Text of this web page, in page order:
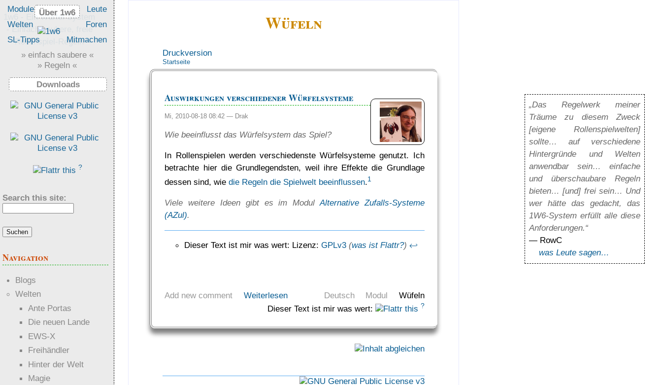
1w6 - Ein Würfel System
- Einfach saubere, freie
Rollenspiel-Regeln
Wüfeln
Druckversion
Startseite
Auswirkungen verschiedener Würfelsysteme
Mi, 2010-08-18 08:42 — Drak
Wie beeinflusst das Würfelsystem das Spiel?
In Rollenspielen werden verschiedenste Würfelsysteme genutzt. Ich
betrachte hier die Grundlegendsten, weil ihre Effekte die Grundlage
dessen sind, wiedie Regeln die Spielwelt beeinflussen.1
Viele weitere Ideen gibt es im ModulAlternative Zufalls-Systeme
(AZul).
Dieser Text ist mir was wert: Lizenz:GPLv3 (was ist Flattr?) ↩
Deutsch Modul Wüfeln
Add new comment
Weiterlesen
Dieser Text ist mir was wert:
?
Über 1w6
Module
Leute
Welten
Foren
SL-Tipps
Mitmachen
» einfach saubere «
» Regeln «
Über 1w6
Downloads
?
Search this site:
Navigation
Blogs
Welten
Ante Portas
Die neuen Lande
EWS-X
Freihändler
Hinter der Welt
Magie
„Das Regelwerk meiner
Träume zu diesem Zweck
[eigene Rollenspielwelten]
sollte… auf verschiedene
Hintergründe und Welten
anwendbar sein… einfache
und überschaubare Regeln
bieten… [und] frei sein… Und
wer hätte das gedacht, das
1W6-System erfüllt alle diese
Anforderungen.“
— RowC
was Leute sagen…